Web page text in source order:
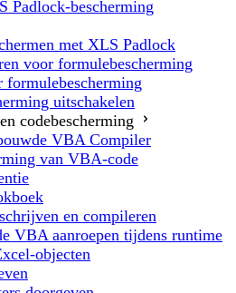
Padlock-bescherming
met XLS Padlock
voor formulebescherming
formulebescherming
uitschakelen
codebescherming
VBA Compiler
van VBA-code
en compileren
VBA aanroepen tijdens runtime
objecten